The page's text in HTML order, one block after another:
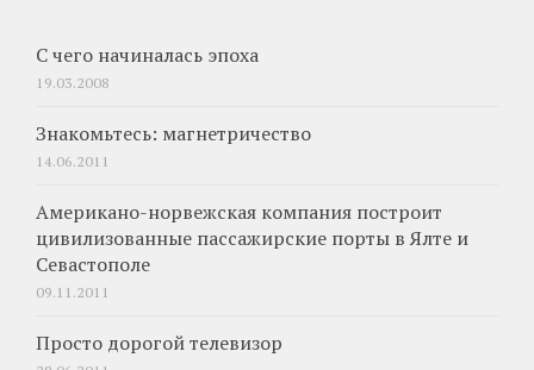
С чего начиналась эпоха
19.03.2008
Знакомьтесь: магнетричество
14.06.2011
Американо-норвежская компания построит
цивилизованные пассажирские порты в Ялте и
Севастополе
09.11.2011
Просто дорогой телевизор